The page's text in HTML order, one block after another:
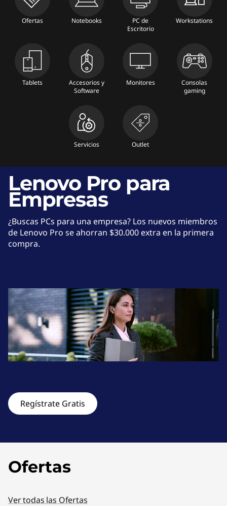
o
o
k
b
e
Ofertas Notebooks
PC de
Escritorio
Workstations
Tablets
Accesorios y
Software
Monitores
Consolas
gaming
Servicios Outlet
Lenovo Pro para
Empresas
¿Buscas PCs para una empresa? Los nuevos miembros
de Lenovo Pro se ahorran $30.000 extra en la primera
compra.
Regístrate Gratis
Ofertas
Ver todas las Ofertas